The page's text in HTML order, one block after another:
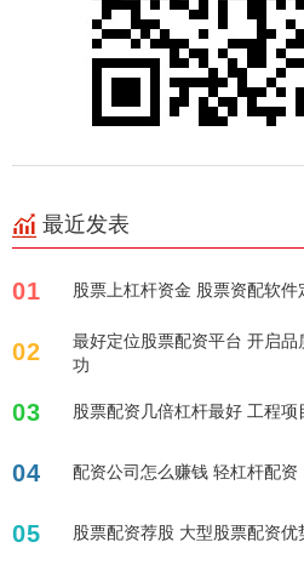
最近发表
01 股票上杠杆资金 股票资配软件
02
最好定位股票配资平台 开启
功
03 股票配资几倍杠杆最好 工程项
04 配资公司怎么赚钱 轻杠杆配
05 股票配资荐股 大型股票配资